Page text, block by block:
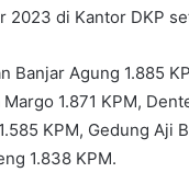
2023 di Kantor DKP
Banjar Agung 1.885
1.871 KPM,
KPM, Gedung Aji
1.838 KPM.